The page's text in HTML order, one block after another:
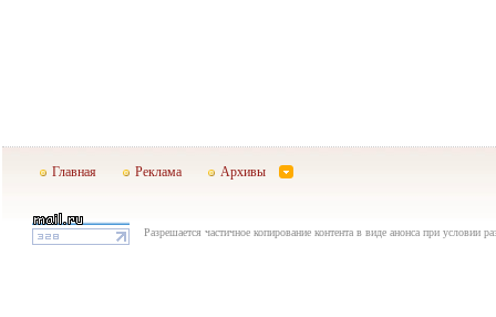
Главная Реклама Архивы
Разрешается частичное копирование контента в виде анонса при условии